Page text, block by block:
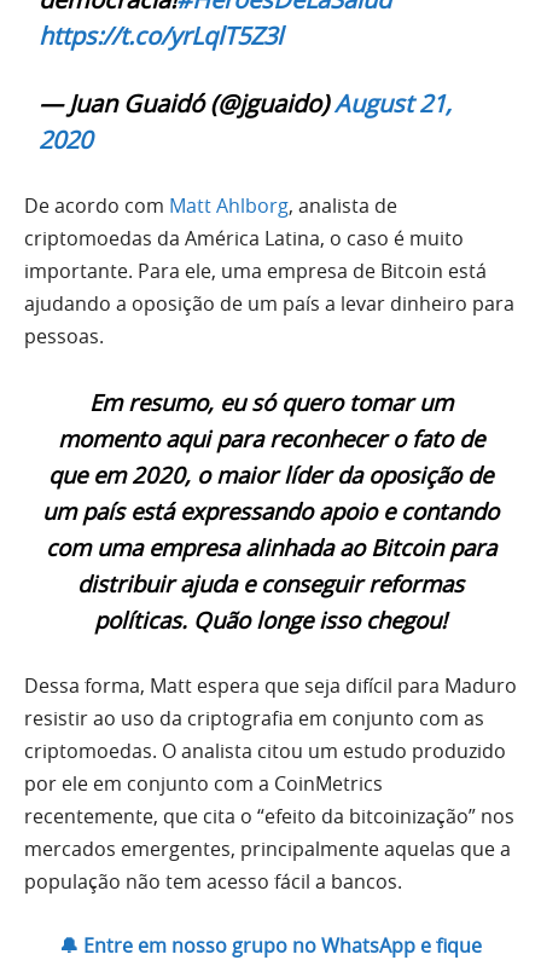
https://t.co/yrLqlT5Z3l
— Juan Guaidó (@jguaido)August 21,
2020
De acordo com Matt Ahlborg, analista de
criptomoedas da América Latina, o caso é muito
importante. Para ele, uma empresa de Bitcoin está
ajudando a oposição de um país a levar dinheiro para
pessoas.
Em resumo, eu só quero tomar um
momento aqui para reconhecer o fato de
que em 2020, o maior líder da oposição de
um país está expressando apoio e contando
com uma empresa alinhada ao Bitcoin para
distribuir ajuda e conseguir reformas
políticas. Quão longe isso chegou!
Dessa forma, Matt espera que seja difícil para Maduro
resistir ao uso da criptografia em conjunto com as
criptomoedas. O analista citou um estudo produzido
por ele em conjunto com a CoinMetrics
recentemente, que cita o “efeito da bitcoinização” nos
mercados emergentes, principalmente aquelas que a
população não tem acesso fácil a bancos.
🔔 Entre em nosso grupo no WhatsApp e fique